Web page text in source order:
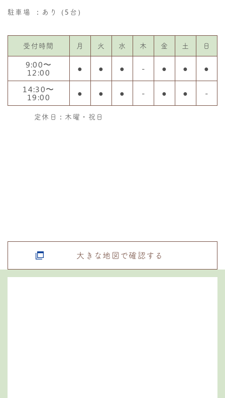
駐車場
：あり（5台）
受付時間 月 火 水 木 金 土 日
9:00〜
12:00 ● ● ● - ● ●
●
14:30〜
19:00 ● ● ● - ● ● -
定休日：木曜・祝日
大きな地図で確認する